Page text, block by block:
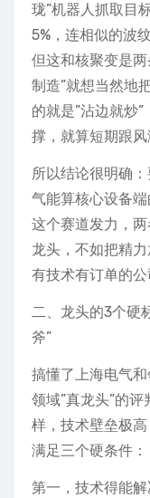
珑”机器人抓取目
5%，连相似的波
但这和核聚变是
制造”就想当然地
的就是”沾边就炒
撑，就算短期跟风
所以结论很明确
气能算核心设备
这个赛道发力，
龙头，不如把精
有技术有订单的公
二、龙头的3个硬
斧”
搞懂了上海电气
领域”真龙头”的
样，技术壁垒极
满足三个硬条件：
第一，技术得能